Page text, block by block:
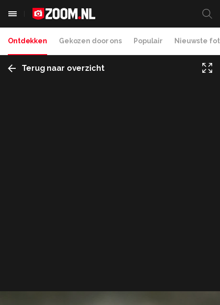
Ontdekken Gekozen door ons Populair Nieuwste
Terug naar overzicht